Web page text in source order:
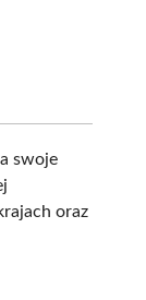
swoje
oraz